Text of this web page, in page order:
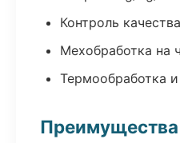
Контроль
Мехобработка на
Термообработка